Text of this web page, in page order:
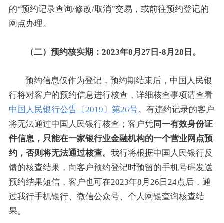
的“预约记录查询/修改/取消”交易，或前往预约登记的
网点办理。
（二）预约核实期：2023年8月27日-8月28日。
预约信息仅作为登记，预约期结束后，中国人民银
行将对客户的预约信息进行核查，详细核查事项请查看
中国人民银行公告〔2019〕第26号。有违约记录的客户
将无法通过中国人民银行核查；客户凭同一有效身份证
件信息，只能在一家银行业金融机构的一个营业网点预
约，否则将无法通过核查。 我行将根据中国人民银行反
馈的核查结果，向客户预约登记时预留的手机号码发送
预约结果短信，客户也可在2023年8月26日24点后，通
过我行手机银行、微信公众号、个人网银查询核查结
果。